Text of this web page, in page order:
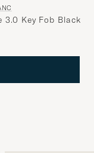
3.0 Key Fob Black